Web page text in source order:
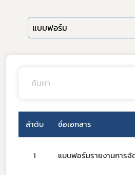
แบบฟอร์ม
ลำดับ ชื่อเอกสาร
1 แบบฟอร์มรายงานการจั